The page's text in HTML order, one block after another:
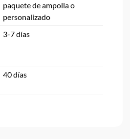
paquete de ampolla o
personalizado
3-7 días
40 días